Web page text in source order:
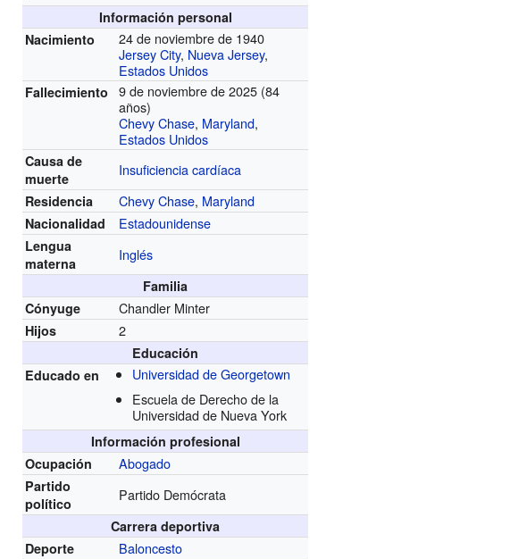
Información personal
Nacimiento
24 de noviembre de 1940
Jersey City, Nueva Jersey,
Estados Unidos
Fallecimiento
9 de noviembre de 2025 (84
años)
Chevy Chase, Maryland,
Estados Unidos
Causa de
muerte
Insuficiencia cardíaca
Residencia Chevy Chase, Maryland
Nacionalidad Estadounidense
Lengua
materna
Inglés
Familia
Cónyuge
Chandler Minter
Hijos 2
Educación
Educado en
Universidad de Georgetown
Escuela de Derecho de la
Universidad de Nueva York
Información profesional
Ocupación
Abogado
Partido
político
Partido Demócrata
Carrera deportiva
Deporte
Baloncesto